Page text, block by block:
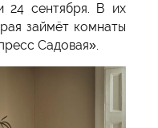
24 сентября. В их
займёт комнаты
Садовая».